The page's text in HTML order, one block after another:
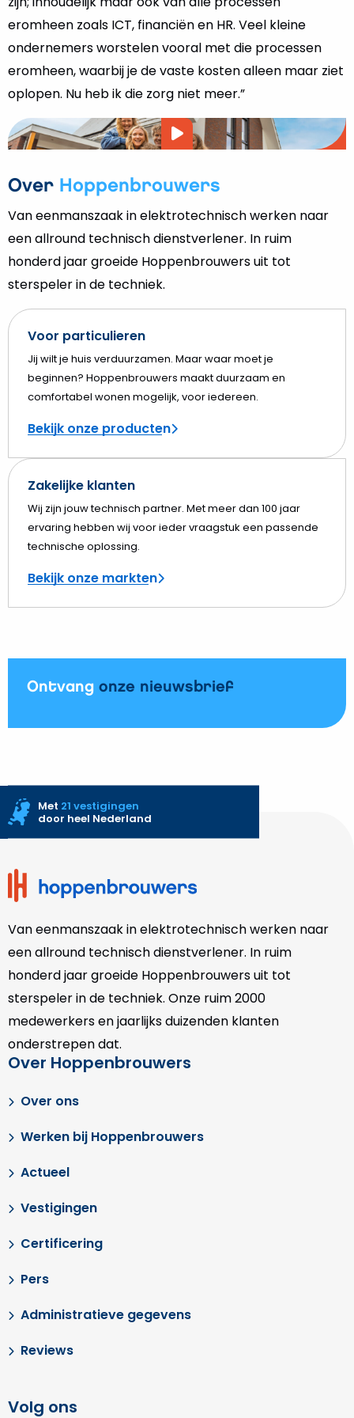
eromheen zoals ICT, financiën en HR. Veel kleine
ondernemers worstelen vooral met die processen
eromheen, waarbij je de vaste kosten alleen maar ziet
oplopen. Nu heb ik die zorg niet meer.”
Over Hoppenbrouwers
Van eenmanszaak in elektrotechnisch werken naar
een allround technisch dienstverlener. In ruim
honderd jaar groeide Hoppenbrouwers uit tot
sterspeler in de techniek.
Voor particulieren
Jij wilt je huis verduurzamen. Maar waar moet je
beginnen? Hoppenbrouwers maakt duurzaam en
comfortabel wonen mogelijk, voor iedereen.
Bekijk onze producten
Zakelijke klanten
Wij zijn jouw technisch partner. Met meer dan 100 jaar
ervaring hebben wij voor ieder vraagstuk een passende
technische oplossing.
Bekijk onze markten
Video
Ontvang onze nieuwsbrief
Site
Met 21 vestigingen
door heel Nederland
Van eenmanszaak in elektrotechnisch werken naar
een allround technisch dienstverlener. In ruim
honderd jaar groeide Hoppenbrouwers uit tot
sterspeler in de techniek. Onze ruim 2000
medewerkers en jaarlijks duizenden klanten
onderstrepen dat.
Over Hoppenbrouwers
Over ons
Werken bij Hoppenbrouwers
Actueel
Vestigingen
Certificering
Pers
Administratieve gegevens
Reviews
Volg ons